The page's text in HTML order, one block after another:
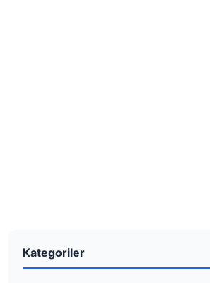
Kategoriler